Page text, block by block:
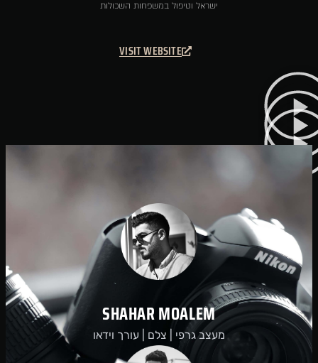
ישראל וטיפול במשפחות השכולות
VISIT WEBSITE
SHAHAR MOALEM
מעצב גרפי | צלם | עורך וידאו